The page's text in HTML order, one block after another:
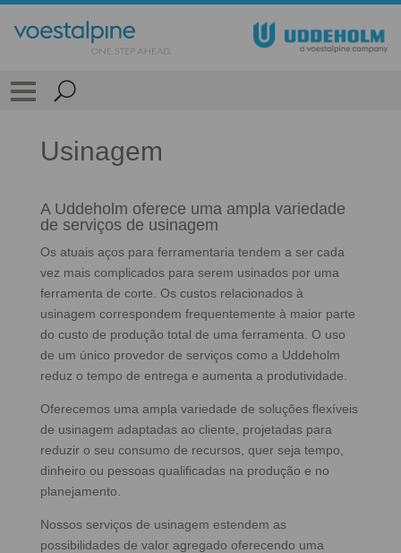
Usinagem
A Uddeholm oferece uma ampla variedade
de serviços de usinagem
Os atuais aços para ferramentaria tendem a ser cada
vez mais complicados para serem usinados por uma
ferramenta de corte. Os custos relacionados à
usinagem correspondem frequentemente à maior parte
do custo de produção total de uma ferramenta. O uso
de um único provedor de serviços como a Uddeholm
reduz o tempo de entrega e aumenta a produtividade.
Oferecemos uma ampla variedade de soluções flexíveis
de usinagem adaptadas ao cliente, projetadas para
reduzir o seu consumo de recursos, quer seja tempo,
dinheiro ou pessoas qualificadas na produção e no
planejamento.
Nossos serviços de usinagem estendem as
possibilidades de valor agregado oferecendo uma